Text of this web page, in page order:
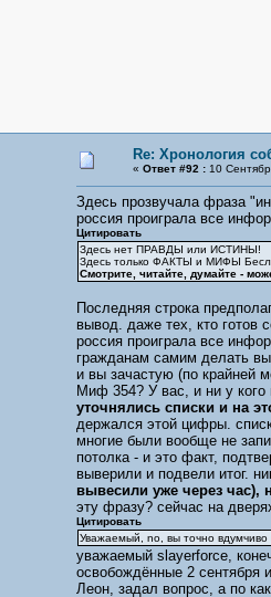
Re: Хронология
« Ответ #92 :10
Здесь прозвучала фраза
россия проиграла все
Цитировать
Здесь нет ПРАВДЫ или ИСТИНЫ!
Здесь только ФАКТЫ и МИФЫ
Смотрите, читайте, думайте -
Последняя строка
вывод. даже тех, кто готов
россия проиграла все
гражданам самим делать
и вы зачастую (по крайней
Миф 354? У вас, и ни у кого
уточнялись списки и на
держался этой цифры.
многие были вообще не
потолка - и это факт,
выверили и подвели итог.
вывесили уже через час),
эту фразу? сейчас на
Цитировать
Уважаемый, no, вы точно вдумчиво
уважаемый slayerforce,
освобождённые 2 сентября
Леон, задал вопрос, а по